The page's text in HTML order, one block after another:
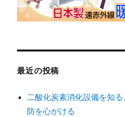
最近の投稿
二酸化炭素消化設備を知
防を心がける